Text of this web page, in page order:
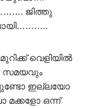
ജിത്തു
വെളിയിൽ
സമയവും
ഇല്ലയോ
ഒന്ന്